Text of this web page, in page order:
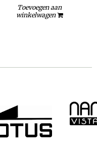
Toevoegen aan
winkelwagen